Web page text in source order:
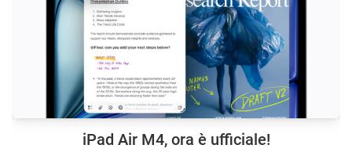
iPad Air M4, ora è ufficiale!